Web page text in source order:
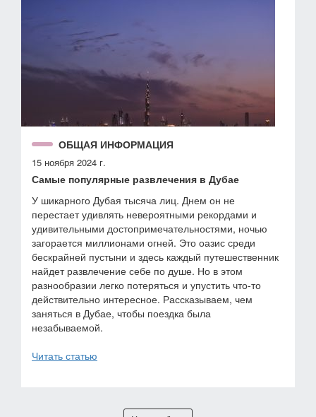
ОБЩАЯ ИНФОРМАЦИЯ
15 ноября 2024 г.
Самые популярные развлечения в Дубае
У шикарного Дубая тысяча лиц. Днем он не
перестает удивлять невероятными рекордами и
удивительными достопримечательностями, ночью
загорается миллионами огней. Это оазис среди
бескрайней пустыни и здесь каждый путешественник
найдет развлечение себе по душе. Но в этом
разнообразии легко потеряться и упустить что-то
действительно интересное. Рассказываем, чем
заняться в Дубае, чтобы поездка была
незабываемой.
Читать статью